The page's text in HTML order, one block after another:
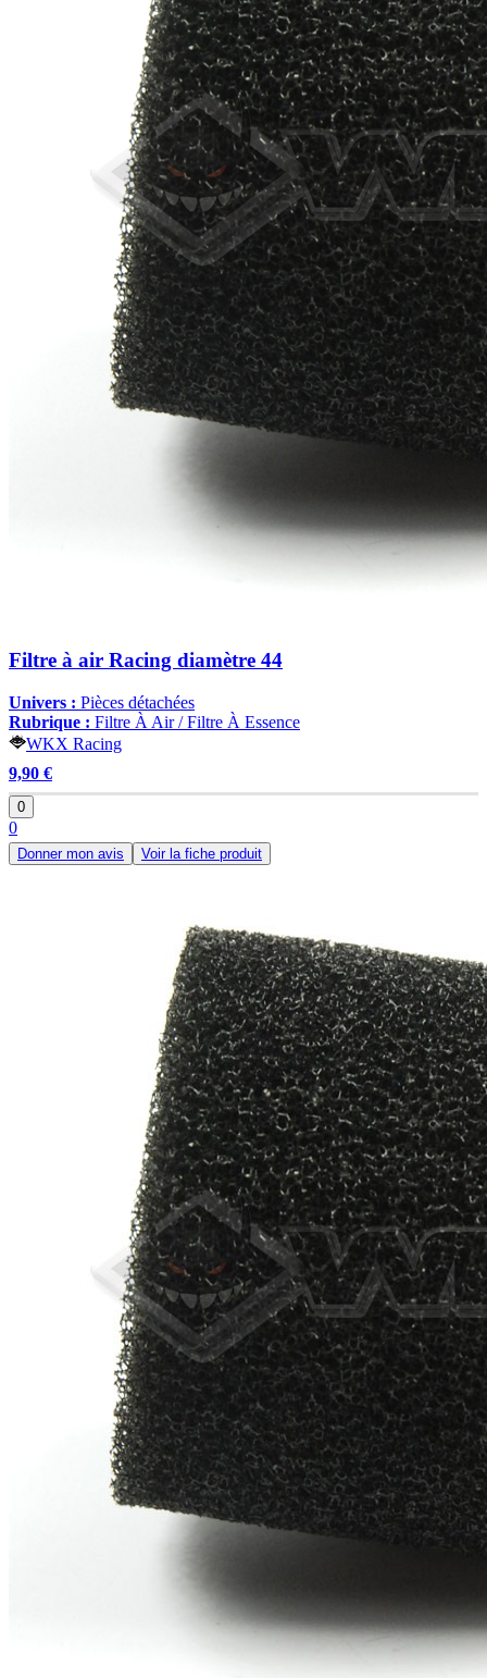
Filtre à air Racing diamètre 44
Univers : Pièces détachées
Rubrique : Filtre À Air / Filtre À Essence
WKX Racing
9,90 €
0
0
Donner mon avis Voir la fiche produit